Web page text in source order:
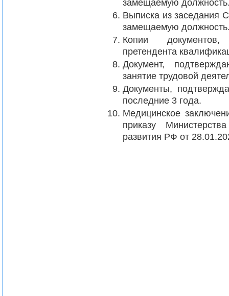
замещаемую
Выписка из заседания
замещаемую
Копии документов,
претендента
Документ,
занятие трудовой
Документы,
последние 3 года.
Медицинское
приказу
развития РФ от